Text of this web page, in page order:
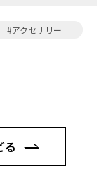
#アクセサリー
る